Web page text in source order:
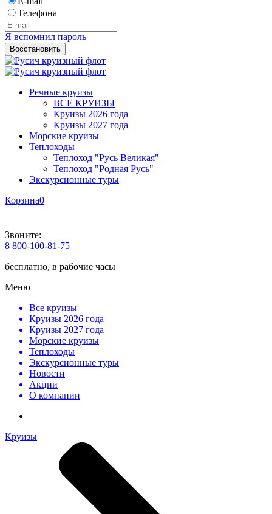
Телефона
Я вспомнил пароль
Восстановить
Речные круизы
ВСЕ КРУИЗЫ
Круизы 2026 года
Круизы 2027 года
Морские круизы
Теплоходы
Теплоход "Русь Великая"
Теплоход "Родная Русь"
Экскурсионные туры
Корзина0
Звоните:
8 800-100-81-75
бесплатно, в рабочие часы
Меню
Все круизы
Круизы 2026 года
Круизы 2027 года
Морские круизы
Теплоходы
Экскурсионные туры
Новости
Акции
О компании
Круизы